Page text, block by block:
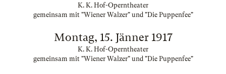
K. K. Hof-Operntheater
gemeinsam mit "Wiener Walzer" und "Die Puppenfee"
Montag, 15. Jänner 1917
K. K. Hof-Operntheater
gemeinsam mit "Wiener Walzer" und "Die Puppenfee"